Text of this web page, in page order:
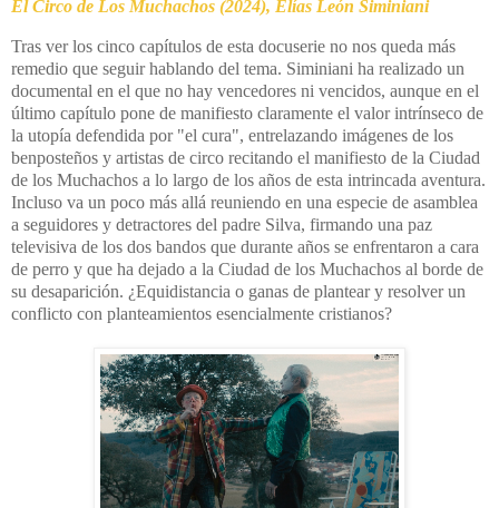
El Circo de Los Muchachos (2024), Elías León Siminiani
Tras ver los cinco capítulos de esta docuserie no nos queda más
remedio que seguir hablando del tema. Siminiani ha realizado un
documental en el que no hay vencedores ni vencidos, aunque en el
último capítulo pone de manifiesto claramente el valor intrínseco de
la utopía defendida por "el cura", entrelazando imágenes de los
benposteños y artistas de circo recitando el manifiesto de la Ciudad
de los Muchachos a lo largo de los años de esta intrincada aventura.
Incluso va un poco más allá reuniendo en una especie de asamblea
a seguidores y detractores del padre Silva, firmando una paz
televisiva de los dos bandos que durante años se enfrentaron a cara
de perro y que ha dejado a la Ciudad de los Muchachos al borde de
su desaparición. ¿Equidistancia o ganas de plantear y resolver un
conflicto con planteamientos esencialmente cristianos?